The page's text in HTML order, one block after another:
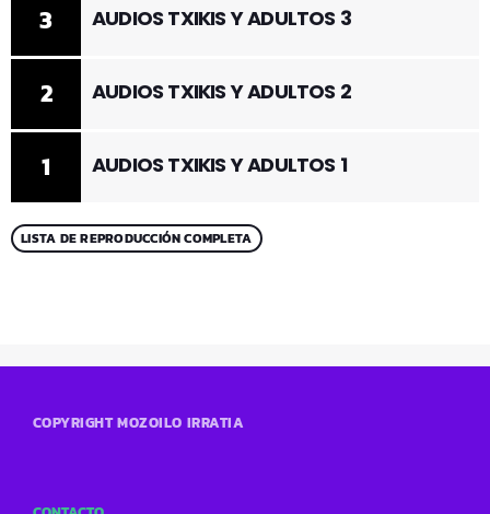
1 AUDIOS TXIKIS Y ADULTOS 1
2 AUDIOS TXIKIS Y ADULTOS 2
3 AUDIOS TXIKIS Y ADULTOS 3
LISTA DE REPRODUCCIÓN COMPLETA
COPYRIGHT MOZOILO IRRATIA